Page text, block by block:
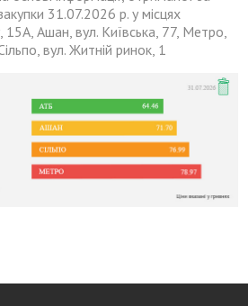
31.07.2026 р. у місцях
Ашан, вул. Київська, 77, Метро,
вул. Житній ринок, 1